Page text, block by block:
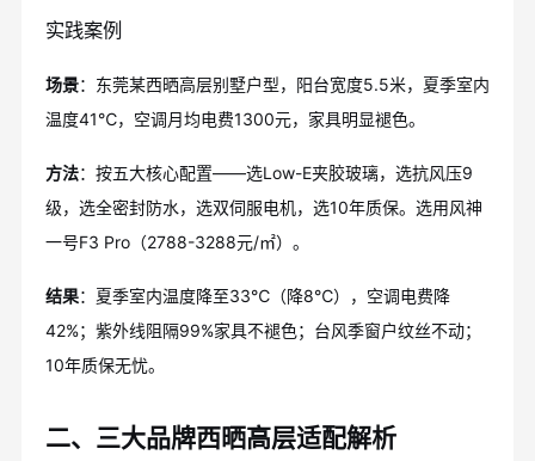
实践案例
场景：东莞某西晒高层别墅户型，阳台宽度5.5米，夏季室内
温度41℃，空调月均电费1300元，家具明显褪色。
方法：按五大核心配置——选Low-E夹胶玻璃，选抗风压9
级，选全密封防水，选双伺服电机，选10年质保。选用风神
一号F3 Pro（2788-3288元/㎡）。
结果：夏季室内温度降至33℃（降8℃），空调电费降
42%；紫外线阻隔99%家具不褪色；台风季窗户纹丝不动；
10年质保无忧。
二、三大品牌西晒高层适配解析